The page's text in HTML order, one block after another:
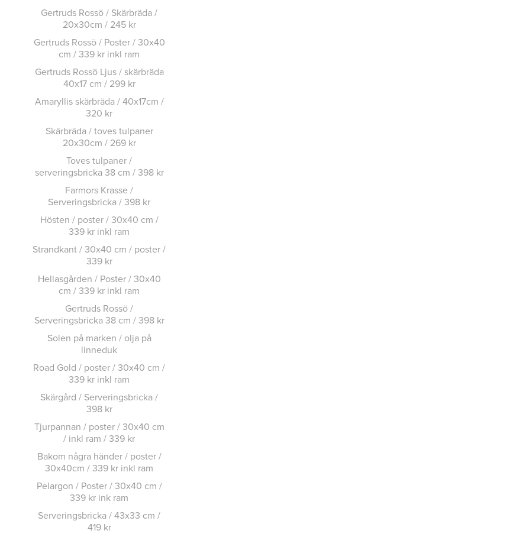
Gertruds Rossö / Skärbräda /
20x30cm / 245 kr
Gertruds Rossö / Poster / 30x40
cm / 339 kr inkl ram
Gertruds Rossö Ljus / skärbräda
40x17 cm / 299 kr
Amaryllis skärbräda / 40x17cm /
320 kr
Skärbräda / toves tulpaner
20x30cm / 269 kr
Toves tulpaner /
serveringsbricka 38 cm / 398 kr
Farmors Krasse /
Serveringsbricka / 398 kr
Hösten / poster / 30x40 cm /
339 kr inkl ram
Strandkant / 30x40 cm / poster /
339 kr
Hellasgården / Poster / 30x40
cm / 339 kr inkl ram
Gertruds Rossö /
Serveringsbricka 38 cm / 398 kr
Solen på marken / olja på
linneduk
Road Gold / poster / 30x40 cm /
339 kr inkl ram
Skärgård / Serveringsbricka /
398 kr
Tjurpannan / poster / 30x40 cm
/ inkl ram / 339 kr
Bakom några händer / poster /
30x40cm / 339 kr inkl ram
Pelargon / Poster / 30x40 cm /
339 kr ink ram
Serveringsbricka / 43x33 cm /
419 kr